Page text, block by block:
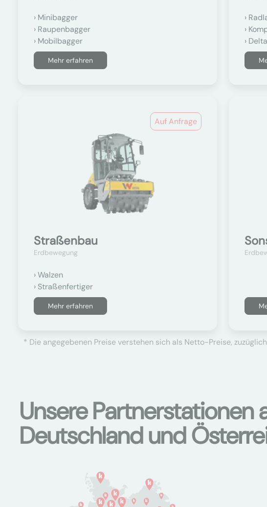
Minibagger
Raupenbagger
Mobilbagger
Mehr erfahren
Auf Anfrage
Straßenbau
Erdbewegung
Walzen
Straßenfertiger
Mehr erfahren
* Die angegebenen Preise verstehen sich als Netto-Preise,
Unsere
Deutschland und